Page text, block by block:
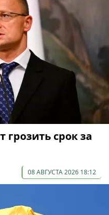
срок за
08 АВГУСТА 2026 18:12